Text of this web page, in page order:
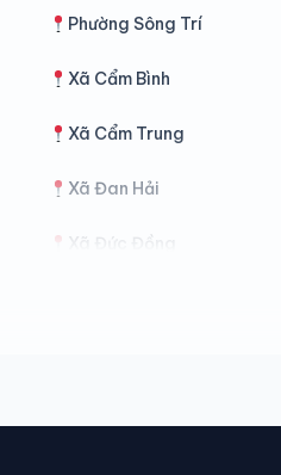
Phường Sông Trí
Xã Cẩm Bình
Xã Cẩm Trung
Xã Đan Hải
Xã Đức Đồng